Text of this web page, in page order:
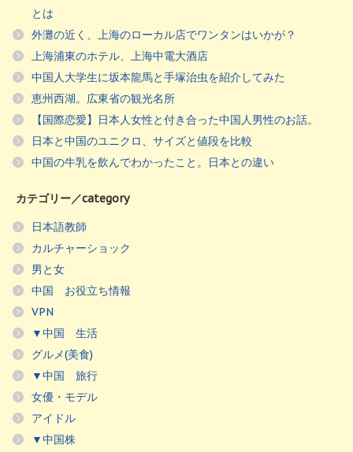
とは
外灘の近く、上海のローカル店でワンタンはいかが？
上海浦東のホテル、上海中電大酒店
中国人大学生に坂本龍馬と手塚治虫を紹介してみた
恵州西湖。広東省の観光名所
【国際恋愛】日本人女性と付き合った中国人男性のお話。
日本と中国のユニクロ、サイズと値段を比較
中国の牛乳を飲んでわかったこと。日本との違い
カテゴリー／category
日本語教師
カルチャーショック
男と女
中国 お役立ち情報
VPN
▼中国 生活
グルメ(美食)
▼中国 旅行
女優・モデル
アイドル
▼中国株